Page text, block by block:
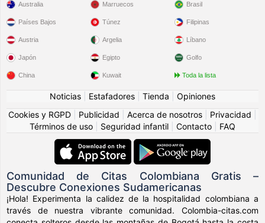
Australia
Países Bajos
Austria
Japón
China
Marruecos
Túnez
Argelia
Egipto
Kuwait
Brasil
Filipinas
Líbano
Golfo
Toda la lista
Noticias Estafadores Tienda
Opiniones
Cookies y RGPD
Publicidad Acerca de nosotros Privacidad
Términos de uso
Seguridad infantil Contacto FAQ
Comunidad de Citas Colombiana Gratis –
Descubre Conexiones Sudamericanas
¡Hola! Experimenta la calidez de la hospitalidad colombiana a
través de nuestra vibrante comunidad. Colombia-citas.com